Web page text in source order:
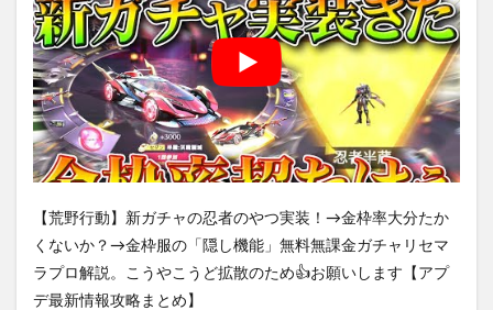
【荒野行動】新ガチャの忍者のやつ実装！→金枠率大分たか
くないか？→金枠服の「隠し機能」無料無課金ガチャリセマ
ラプロ解説。こうやこうど拡散のため👍お願いします【アプ
デ最新情報攻略まとめ】